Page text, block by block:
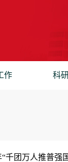
作 科
千团万人推普强